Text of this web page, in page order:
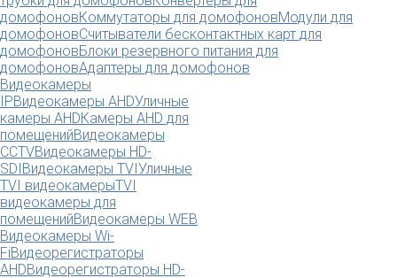
домофоновКоммутаторы для домофоновМодули для
домофоновСчитыватели бесконтактных карт для
домофоновБлоки резервного питания для
домофоновАдаптеры для домофонов
Видеокамеры
IPВидеокамеры AHDУличные
камеры AHDКамеры AHD для
помещенийВидеокамеры
CCTVВидеокамеры HD-
SDIВидеокамеры TVIУличные
TVI видеокамерыTVI
видеокамеры для
помещенийВидеокамеры WEB
Видеокамеры Wi-
FiВидеорегистраторы
AHDВидеорегистраторы HD-